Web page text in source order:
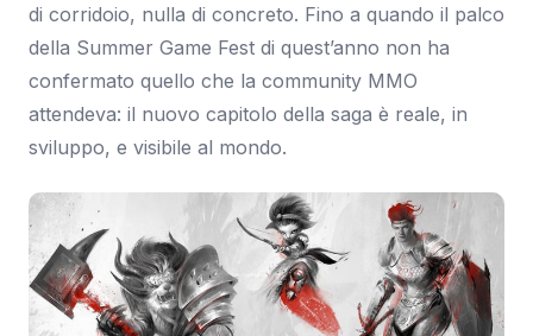
di corridoio, nulla di concreto. Fino a quando il palco
della Summer Game Fest di quest’anno non ha
confermato quello che la community MMO
attendeva: il nuovo capitolo della saga è reale, in
sviluppo, e visibile al mondo.